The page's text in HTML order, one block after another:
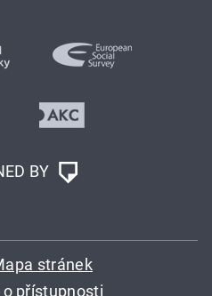
BY
stránek
přístupnosti